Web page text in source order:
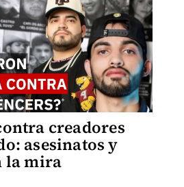
creadores
asesinatos y
la mira